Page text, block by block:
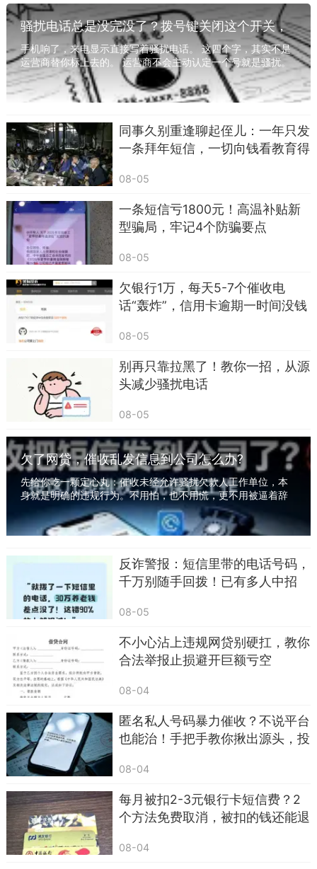
会在通话过程中发送伪造的证件文书、案件立案材
料，部分还会发起视频通话，刻意营造出正式办案
的氛围。
接通电话之后，对方会严肃告知当事人，身份
证信息被他人冒用，名下银行卡涉嫌资金流转，账
户已经被标记，短时间内就会被冻结。为了切断当
事人和亲友的沟通，骗子会反复强调案件处于保密
侦查阶段，绝对不能把通话内容告知家人、朋友，
紧接着，对方会提出要求，让当事人把全部存
款转入指定账户，用来完成资金清白核验，还承诺
核查完毕之后，钱款会原路返还。很多普通人敬畏
执法部门，听到账户涉案的消息瞬间慌乱，不敢向
旁人求助，只能一步步听从对方的转账指令。
这里有一条颠扑不破的常识：线下办案才是执
有效证件，不会隔着一通电话线上办案，现实里根
本不存在所谓用于资金验资的监管账户。只要接到
这类通话，不用和对方进行过多沟通，立刻挂断，
有疑问直接拨打110线下咨询，不要被对方营造的紧
张气氛裹挟。
近两年这类骗局还出现了新变种，骗子会引导
当事人在正规政务软件内单线沟通，利用大家对官
方平台的信任感降低防备。无论对方依托哪一款软
件沟通，只要提出转账验资、资金保全的要求，一
律判定为诈骗，千万不要独自去往偏僻角落接听电
话，防止被持续洗脑。
三、低息无抵押贷款审核来电，盯上资金周转
困难的人群
不少人在网络上浏览贷款信息、填写过个人资
料之后，很快就会接到大量贷款中介的外呼电话，
这也是小额财产损失最集中的一类来电骗局。
来电者会给出极具诱惑力的条件：无需查看征
信记录，不用房产、车辆做抵押，提交信息当天就
身份证、银行卡信息之后，各种收费名目就会接踵
而至。
对方最常用的理由是银行卡号输入错误，放款
骚扰电话总是没完没了？拨号键关闭这个开关，
从此手机清静了
手机响了，来电显示直接写着骚扰电话。 这四个字，其实不是
运营商替你标上去的。 运营商不会主动认定一个号就是骚扰。
是这号码之前打给过别人，对方嫌烦，顺手...
同事久别重逢聊起侄儿：一年只发
一条拜年短信，一切向钱看教育得
08-05
一条短信亏1800元！高温补贴新
型骗局，牢记4个防骗要点
08-05
欠银行1万，每天5-7个催收电
话“轰炸”，信用卡逾期一时间没钱
08-05
别再只靠拉黑了！教你一招，从源
头减少骚扰电话
08-05
欠了网贷，催收乱发信息到公司怎么办?
先给你吃一颗定心丸：催收未经允许骚扰欠款人工作单位，本
身就是明确的违规行为。不用怕，也不用慌，更不用被逼着辞
职。有一套完整可操作的维权方法，照着做，既...
反诈警报：短信里带的电话号码，
千万别随手回拨！已有多人中招
08-05
不小心沾上违规网贷别硬扛，教你
合法举报止损避开巨额亏空
08-04
匿名私人号码暴力催收？不说平台
也能治！手把手教你揪出源头，投
08-04
每月被扣2-3元银行卡短信费？2
个方法免费取消，被扣的钱还能退
08-04